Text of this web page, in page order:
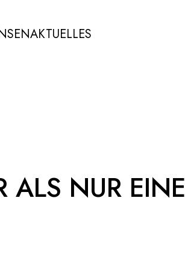
AKTUELLES
ALS NUR EINE